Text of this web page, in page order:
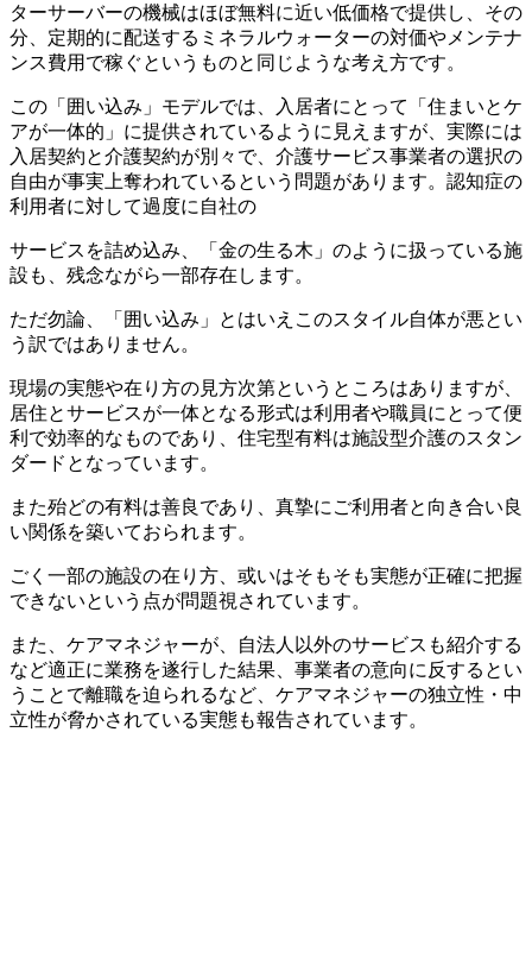
ターサーバーの機械はほぼ無料に近い低価格で提供し、その
分、定期的に配送するミネラルウォーターの対価やメンテナ
ンス費用で稼ぐというものと同じような考え方です。
この「囲い込み」モデルでは、入居者にとって「住まいとケ
アが一体的」に提供されているように見えますが、実際には
入居契約と介護契約が別々で、介護サービス事業者の選択の
自由が事実上奪われているという問題があります。認知症の
利用者に対して過度に自社の
サービスを詰め込み、「金の生る木」のように扱っている施
設も、残念ながら一部存在します。
ただ勿論、「囲い込み」とはいえこのスタイル自体が悪とい
う訳ではありません。
現場の実態や在り方の見方次第というところはありますが、
居住とサービスが一体となる形式は利用者や職員にとって便
利で効率的なものであり、住宅型有料は施設型介護のスタン
ダードとなっています。
また殆どの有料は善良であり、真摯にご利用者と向き合い良
い関係を築いておられます。
ごく一部の施設の在り方、或いはそもそも実態が正確に把握
できないという点が問題視されています。
また、ケアマネジャーが、自法人以外のサービスも紹介する
など適正に業務を遂行した結果、事業者の意向に反するとい
うことで離職を迫られるなど、ケアマネジャーの独立性・中
立性が脅かされている実態も報告されています。